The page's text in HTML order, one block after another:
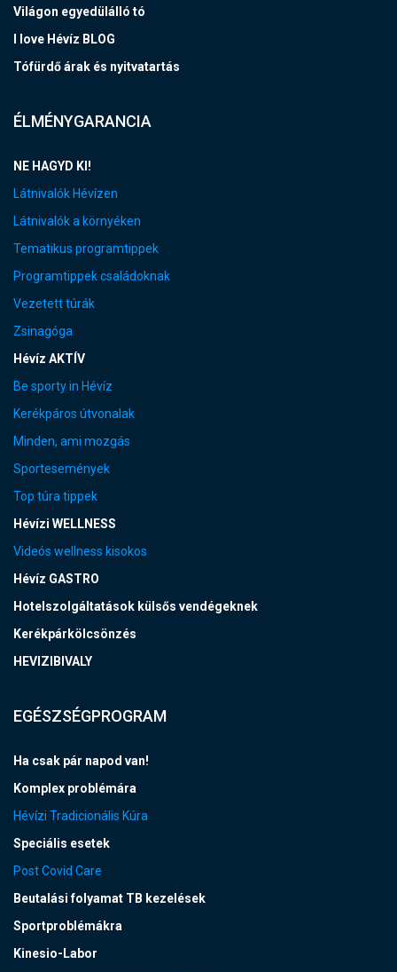
Világon egyedülálló tó
I love Hévíz BLOG
Tófürdő árak és nyitvatartás
ÉLMÉNYGARANCIA
NE HAGYD KI!
Látnivalók Hévízen
Látnivalók a környéken
Tematikus programtippek
Programtippek családoknak
Vezetett túrák
Zsinagóga
Hévíz AKTÍV
Be sporty in Hévíz
Kerékpáros útvonalak
Minden, ami mozgás
Sportesemények
Top túra tippek
Hévízi WELLNESS
Videós wellness kisokos
Hévíz GASTRO
Hotelszolgáltatások külsős vendégeknek
Kerékpárkölcsönzés
HEVIZIBIVALY
EGÉSZSÉGPROGRAM
Ha csak pár napod van!
Komplex problémára
Hévízi Tradicionális Kúra
Speciális esetek
Post Covid Care
Beutalási folyamat TB kezelések
Sportproblémákra
Kinesio-Labor